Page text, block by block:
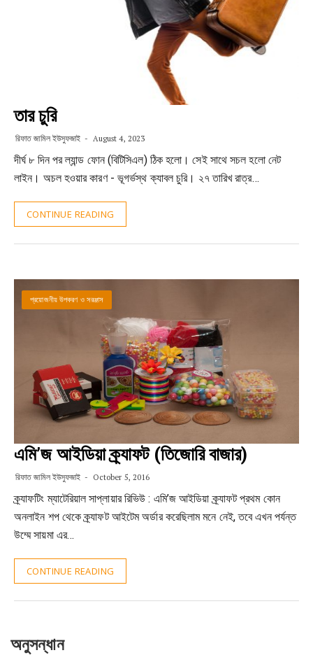
তার চুরি
রিফাত জামিল ইউসুফজাই August 4, 2023
দীর্ঘ ৮ দিন পর ল্যান্ড ফোন (বিটিসিএল) ঠিক হলো। সেই সাথে সচল হলো নেট
লাইন। অচল হওয়ার কারণ - ভূগর্ভস্থ ক্যাবল চুরি। ২৭ তারিখ রাত্র…
CONTINUE READING
প্রয়োজনীয় উপকরণ ও সরঞ্জাস
এমি’জ আইডিয়া ক্র্যাফট (তিজোরি বাজার)
রিফাত জামিল ইউসুফজাই October 5, 2016
ক্র্যাফটিং ম্যাটেরিয়াল সাপ্লায়ার রিভিউ : এমি’জ আইডিয়া ক্র্যাফট প্রথম কোন
অনলাইন শপ থেকে ক্র্যাফট আইটেম অর্ডার করেছিলাম মনে নেই, তবে এখন পর্যন্ত
উম্মে সায়মা এর…
CONTINUE READING
অনুসন্ধান